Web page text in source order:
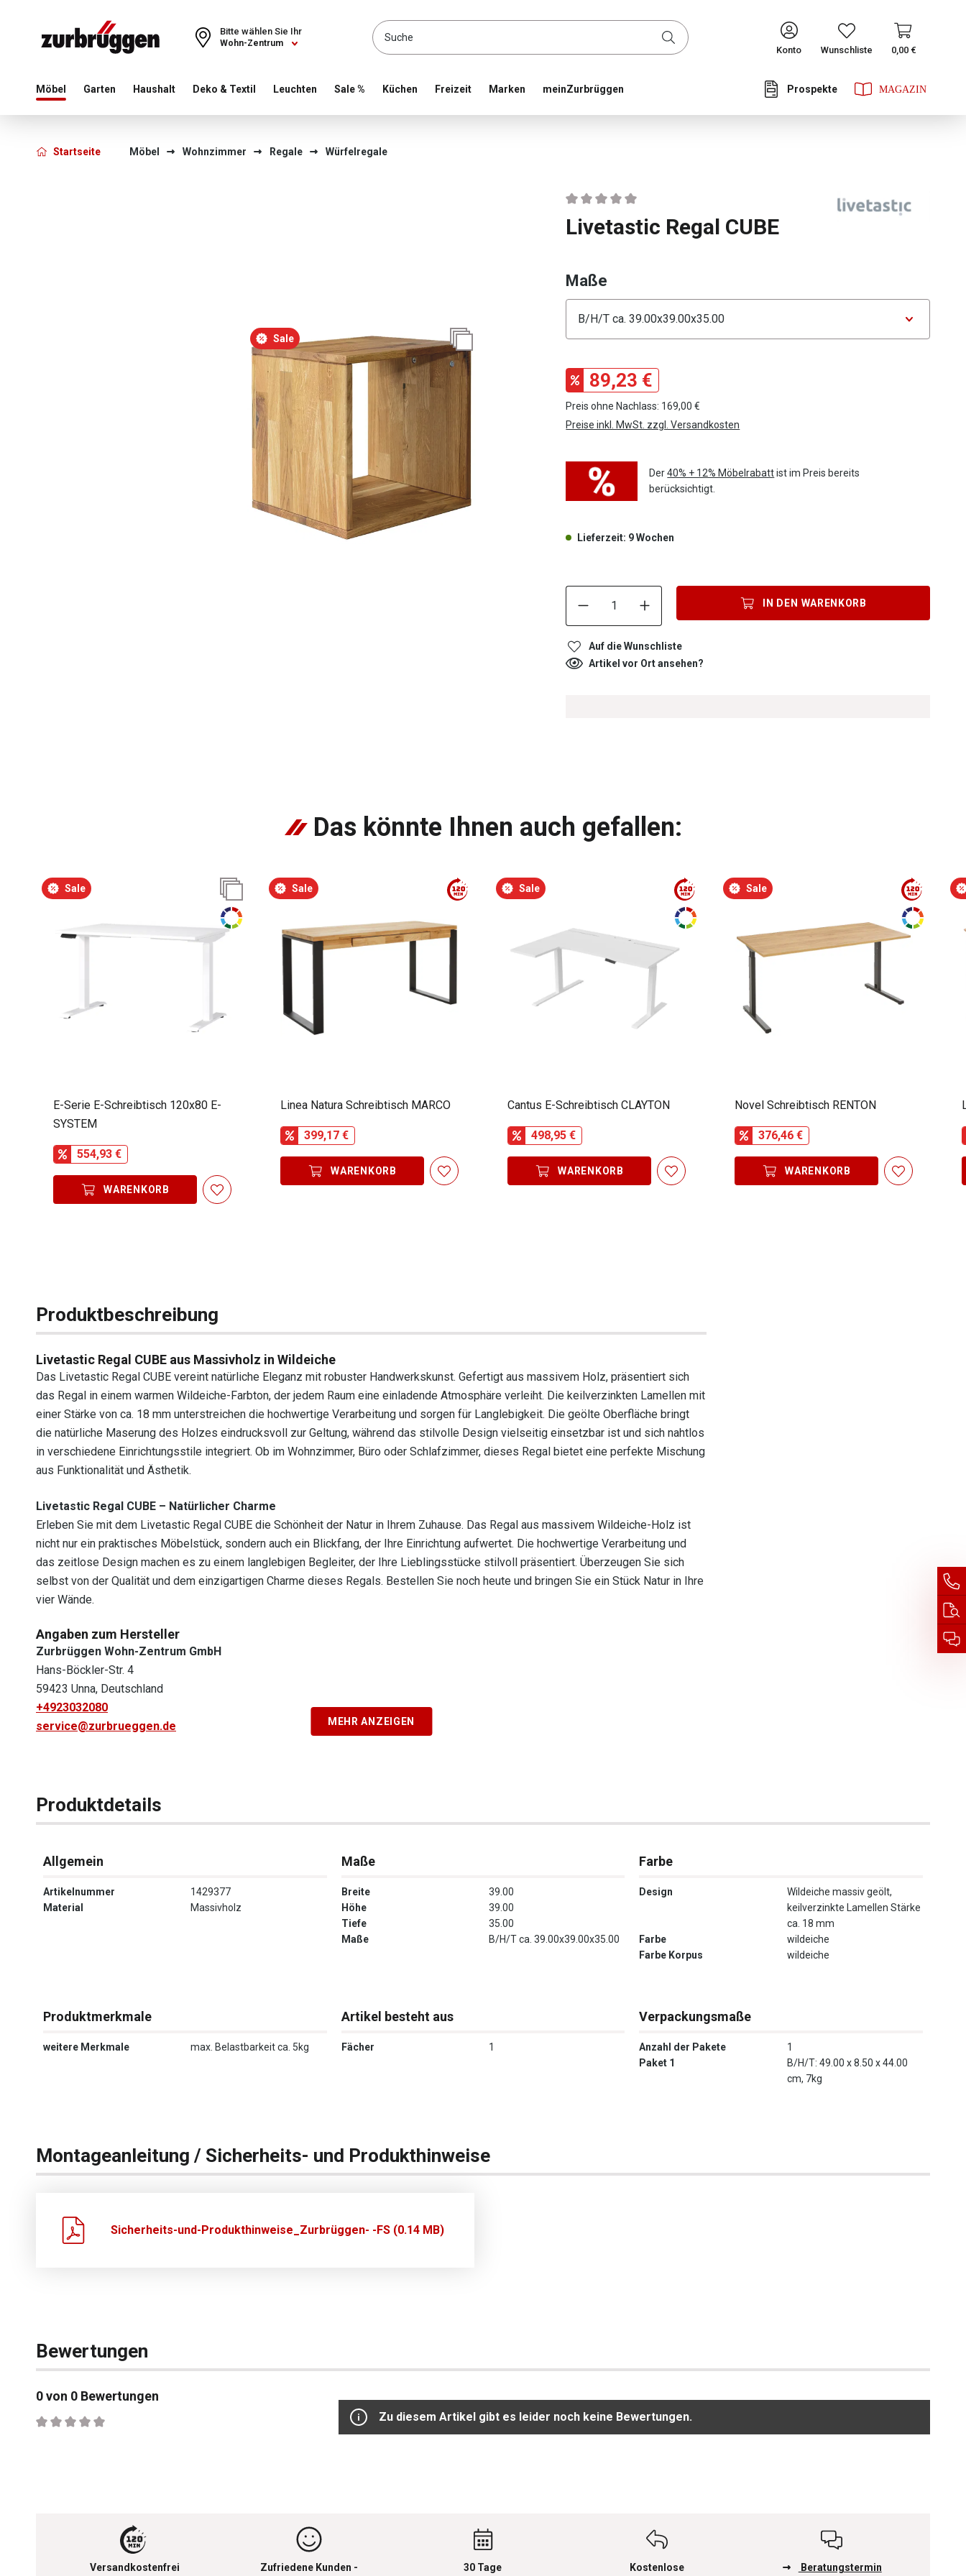
Choose a different country or region to see content for your location and shop online CONTINUE
Wohn-Zentrum
Bitte wählen Sie Ihr
Konto
Wunschliste 0,00 €
Möbel Garten Haushalt Deko & Textil Leuchten Sale % Küchen Freizeit Prospekte
Marken meinZurbrüggen
Startseite Möbel Wohnzimmer Regale Würfelregale
Sale
Durchschnittliche Bewertung von 0 von 5 Sternen
Livetastic Regal CUBE
Maße
Konfigurator Maße
89,23 €
Preis ohne Nachlass: 169,00 €
Preise inkl. MwSt. zzgl. Versandkosten
Der40% + 12% Möbelrabattist im Preis bereits
berücksichtigt.
Lieferzeit: 9 Wochen
Produkt Anzahl: Gib den gewünschten Wert ein oder benutze die
IN DEN WARENKORB
Auf die Wunschliste
Artikel vor Ort ansehen?
Das könnte Ihnen auch gefallen:
Sale
E-Serie E-Schreibtisch 120x80 E-
SYSTEM
554,93 €
WARENKORB
Sale
Linea Natura Schreibtisch MARCO
399,17 €
WARENKORB
Sale
Cantus E-Schreibtisch CLAYTON
498,95 €
WARENKORB
Sale
Novel Schreibtisch RENTON
376,46 €
WARENKORB
Produktbeschreibung
Livetastic Regal CUBE aus Massivholz in Wildeiche
Das Livetastic Regal CUBE vereint natürliche Eleganz mit robuster Handwerkskunst. Gefertigt aus massivem Holz, präsentiert sich
das Regal in einem warmen Wildeiche-Farbton, der jedem Raum eine einladende Atmosphäre verleiht. Die keilverzinkten Lamellen mit
einer Stärke von ca. 18 mm unterstreichen die hochwertige Verarbeitung und sorgen für Langlebigkeit. Die geölte Oberfläche bringt
die natürliche Maserung des Holzes eindrucksvoll zur Geltung, während das stilvolle Design vielseitig einsetzbar ist und sich nahtlos
in verschiedene Einrichtungsstile integriert. Ob im Wohnzimmer, Büro oder Schlafzimmer, dieses Regal bietet eine perfekte Mischung
aus Funktionalität und Ästhetik.
Livetastic Regal CUBE – Natürlicher Charme
Erleben Sie mit dem Livetastic Regal CUBE die Schönheit der Natur in Ihrem Zuhause. Das Regal aus massivem Wildeiche-Holz ist
nicht nur ein praktisches Möbelstück, sondern auch ein Blickfang, der Ihre Einrichtung aufwertet. Die hochwertige Verarbeitung und
das zeitlose Design machen es zu einem langlebigen Begleiter, der Ihre Lieblingsstücke stilvoll präsentiert. Überzeugen Sie sich
selbst von der Qualität und dem einzigartigen Charme dieses Regals. Bestellen Sie noch heute und bringen Sie ein Stück Natur in Ihre
vier Wände.
Angaben zum Hersteller
Zurbrüggen Wohn-Zentrum GmbH
Hans-Böckler-Str. 4
59423 Unna, Deutschland
+4923032080
service@zurbrueggen.de
MEHR ANZEIGEN
Produktdetails
Allgemein
Artikelnummer
1429377
Material
Massivholz
Maße
Breite
39.00
Höhe
39.00
Tiefe
35.00
Maße
B/H/T ca. 39.00x39.00x35.00
Farbe
Design
Wildeiche massiv geölt,
keilverzinkte Lamellen Stärke
ca. 18 mm
Farbe
wildeiche
Farbe Korpus
wildeiche
Produktmerkmale
weitere Merkmale max. Belastbarkeit ca. 5kg
Artikel besteht aus
Fächer 1
Verpackungsmaße
Anzahl der Pakete
1
Paket 1
B/H/T: 49.00 x 8.50 x 44.00
cm, 7kg
Montageanleitung / Sicherheits- und Produkthinweise
Sicherheits-und-Produkthinweise_Zurbrüggen- -FS (0.14 MB)
Bewertungen
0 von 0 Bewertungen
Durchschnittliche Bewertung von 0 von 5 Sternen
Zu diesem Artikel gibt es leider noch keine Bewertungen.
Versandkostenfrei Zufriedene Kunden - 30 Tage Kostenlose Beratungstermin